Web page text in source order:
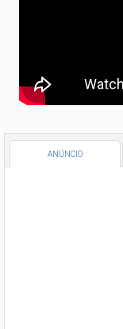
ANÚNCIO